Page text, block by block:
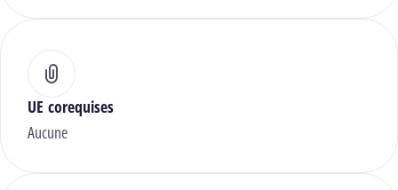
UE corequises
Aucune